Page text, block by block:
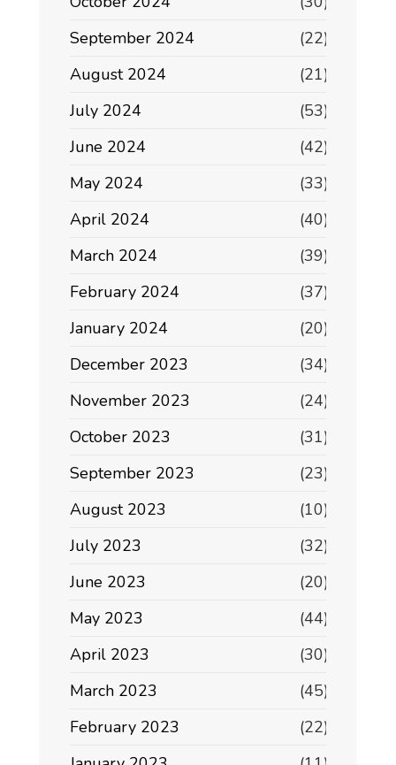
September 2024
(22)
August 2024
(21)
July 2024
(53)
June 2024
(42)
May 2024
(33)
April 2024
(40)
March 2024
(39)
February 2024
(37)
January 2024
(20)
December 2023
(34)
November 2023
(24)
October 2023
(31)
September 2023
(23)
August 2023
(10)
July 2023
(32)
June 2023
(20)
May 2023
(44)
April 2023
(30)
March 2023
(45)
February 2023
(22)